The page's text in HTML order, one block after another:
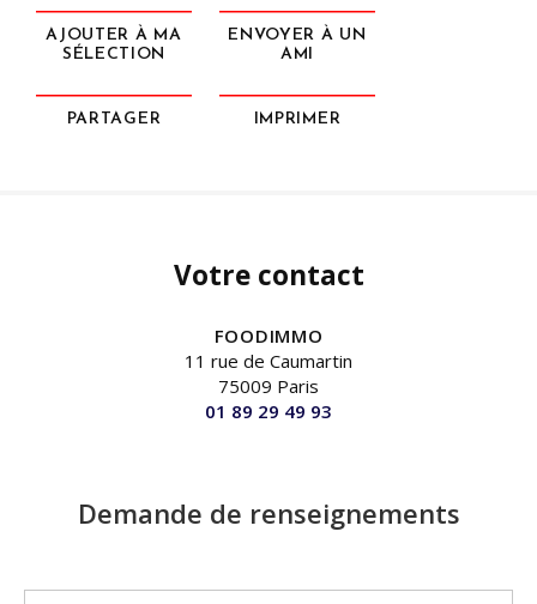
AJOUTER À MA
SÉLECTION
ENVOYER À UN
AMI
PARTAGER IMPRIMER
Votre contact
FOODIMMO
11 rue de Caumartin
75009 Paris
01 89 29 49 93
Demande de renseignements